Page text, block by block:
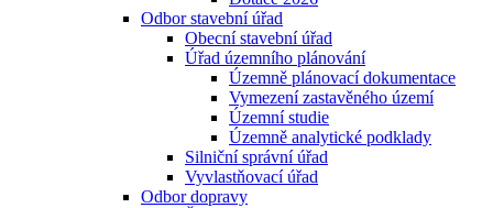
Odbor stavební úřad
Obecní stavební úřad
Úřad územního plánování
Územně plánovací dokumentace
Vymezení zastavěného území
Územní studie
Územně analytické podklady
Silniční správní úřad
Vyvlastňovací úřad
Odbor dopravy